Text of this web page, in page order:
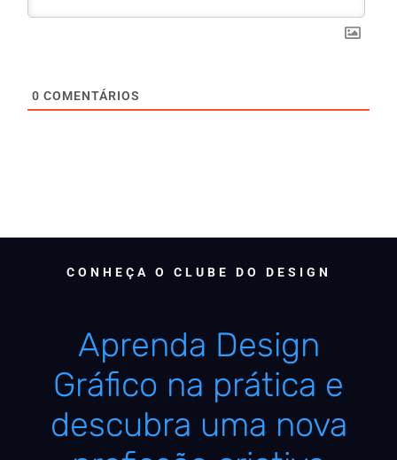
0 COMENTÁRIOS
CONHEÇA O CLUBE DO DESIGN
Aprenda Design
Gráfico na prática e
descubra uma nova